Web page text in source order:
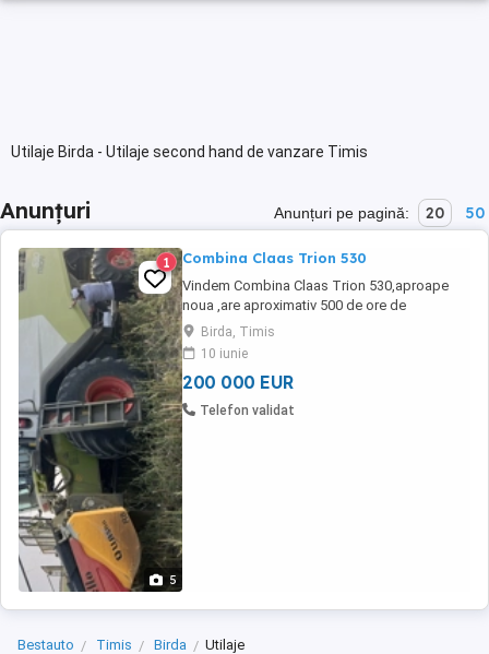
Utilaje Birda - Utilaje second hand de vanzare Timis
Anunțuri Anunțuri pe pagină: 20 50
5
1 Combina Claas Trion 530
Vindem Combina Claas Trion 530,aproape
noua ,are aproximativ 500 de ore de
functionare.An fabricatie 2023. Cu header
Vario 620.pret 200.000Eur +tva. Header
separat Cappelo pentru floare si porumb 8
randuri pliabil .pret 50.000Eur
Birda, Timis
10 iunie
200 000 EUR
Telefon validat
Bestauto Timis Birda Utilaje